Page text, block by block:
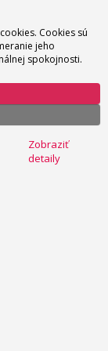
Cookies sú
jeho
spokojnosti.
Zobraziť
detaily